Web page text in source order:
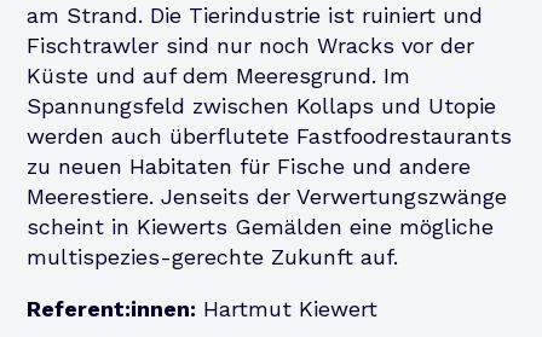
am Strand. Die Tierindustrie ist ruiniert und
Fischtrawler sind nur noch Wracks vor der
Küste und auf dem Meeresgrund. Im
Spannungsfeld zwischen Kollaps und Utopie
werden auch überflutete Fastfoodrestaurants
zu neuen Habitaten für Fische und andere
Meerestiere. Jenseits der Verwertungszwänge
scheint in Kiewerts Gemälden eine mögliche
multispezies-gerechte Zukunft auf.
Referent:innen: Hartmut Kiewert